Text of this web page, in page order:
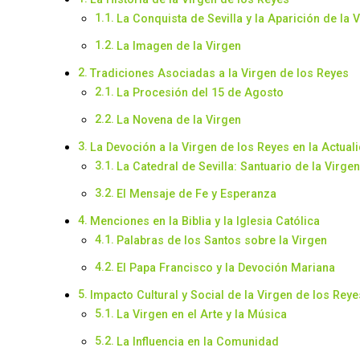
La Conquista de Sevilla y la Aparición de la
La Imagen de la Virgen
Tradiciones Asociadas a la Virgen de los Reyes
La Procesión del 15 de Agosto
La Novena de la Virgen
La Devoción a la Virgen de los Reyes en la
La Catedral de Sevilla: Santuario de la Virgen
El Mensaje de Fe y Esperanza
Menciones en la Biblia y la Iglesia Católica
Palabras de los Santos sobre la Virgen
El Papa Francisco y la Devoción Mariana
Impacto Cultural y Social de la Virgen de los
La Virgen en el Arte y la Música
La Influencia en la Comunidad